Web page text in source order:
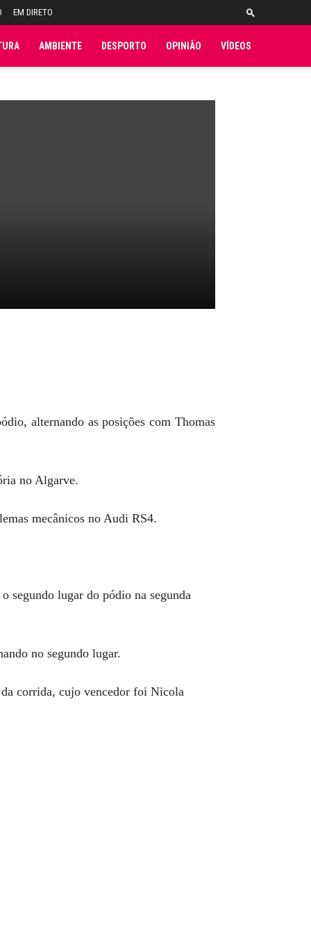
EM DIRETO
AMBIENTE DESPORTO OPINIÃO VÍDEOS
alternando as posições com Thomas
no Algarve.
mecânicos no Audi RS4.
segundo lugar do pódio na segunda
no segundo lugar.
corrida, cujo vencedor foi Nicola